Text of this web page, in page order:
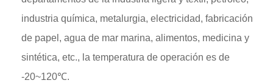
industria química, metalurgia, electricidad, fabricación
de papel, agua de mar marina, alimentos, medicina y
sintética, etc., la temperatura de operación es de
-20~120℃.